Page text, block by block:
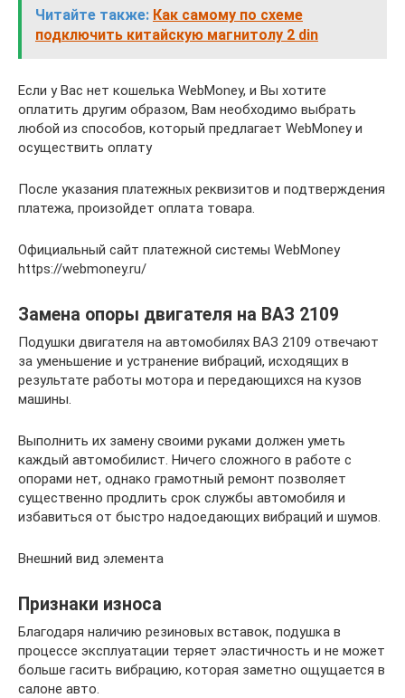
Читайте также: Как самому по схеме
подключить китайскую магнитолу 2 din
Если у Вас нет кошелька WebMoney, и Вы хотите
оплатить другим образом, Вам необходимо выбрать
любой из способов, который предлагает WebMoney и
осуществить оплату
После указания платежных реквизитов и подтверждения
платежа, произойдет оплата товара.
Официальный сайт платежной системы WebMoney
https://webmoney.ru/
Замена опоры двигателя на ВАЗ 2109
Подушки двигателя на автомобилях ВАЗ 2109 отвечают
за уменьшение и устранение вибраций, исходящих в
результате работы мотора и передающихся на кузов
машины.
Выполнить их замену своими руками должен уметь
каждый автомобилист. Ничего сложного в работе с
опорами нет, однако грамотный ремонт позволяет
существенно продлить срок службы автомобиля и
избавиться от быстро надоедающих вибраций и шумов.
Внешний вид элемента
Признаки износа
Благодаря наличию резиновых вставок, подушка в
процессе эксплуатации теряет эластичность и не может
больше гасить вибрацию, которая заметно ощущается в
салоне авто.